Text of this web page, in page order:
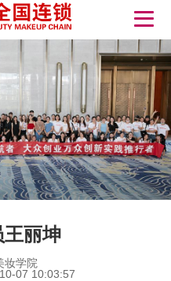
丽坤
妆学院
07 10:03:57